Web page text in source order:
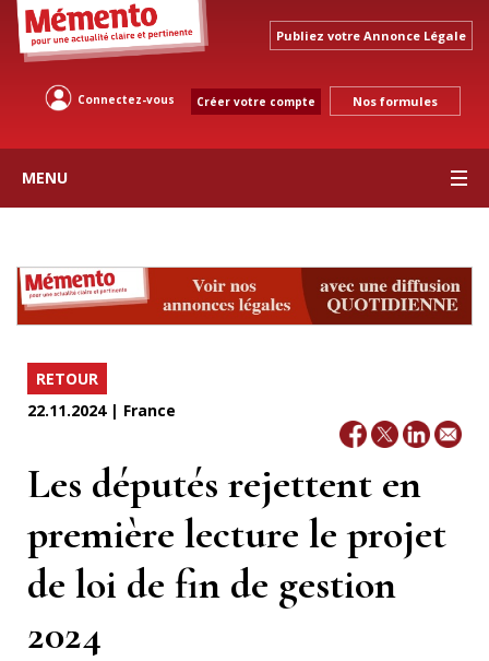
Publiez votre Annonce Légale
Connectez-vous Créer votre compte Nos formules
MENU
RETOUR
22.11.2024 | France
Les députés rejettent en
première lecture le projet
de loi de fin de gestion
2024